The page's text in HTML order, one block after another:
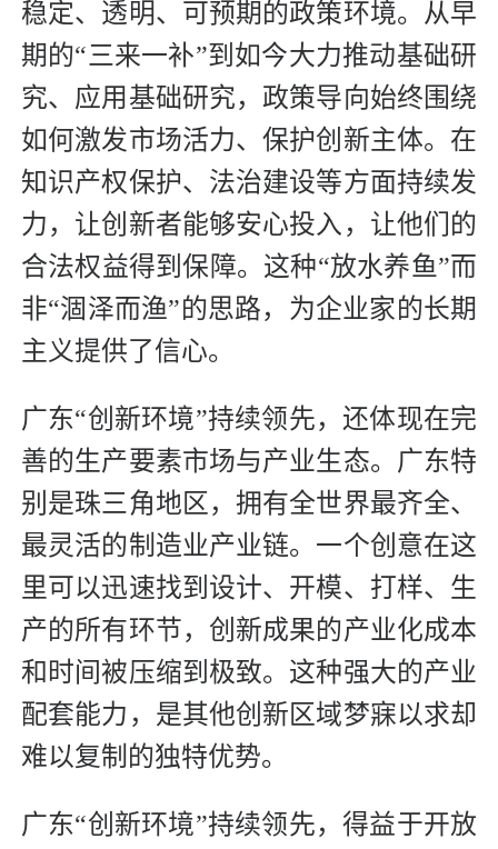
稳定、透明、可预期的政策环境。从早
期的“三来一补”到如今大力推动基础研
究、应用基础研究，政策导向始终围绕
如何激发市场活力、保护创新主体。在
知识产权保护、法治建设等方面持续发
力，让创新者能够安心投入，让他们的
合法权益得到保障。这种“放水养鱼”而
非“涸泽而渔”的思路，为企业家的长期
主义提供了信心。
广东“创新环境”持续领先，还体现在完
善的生产要素市场与产业生态。广东特
别是珠三角地区，拥有全世界最齐全、
最灵活的制造业产业链。一个创意在这
里可以迅速找到设计、开模、打样、生
产的所有环节，创新成果的产业化成本
和时间被压缩到极致。这种强大的产业
配套能力，是其他创新区域梦寐以求却
难以复制的独特优势。
广东“创新环境”持续领先，得益于开放